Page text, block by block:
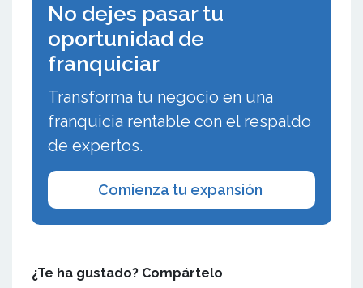
No dejes pasar tu
oportunidad de
franquiciar
Transforma tu negocio en una
franquicia rentable con el respaldo
de expertos.
Comienza tu expansión
¿Te ha gustado? Compártelo